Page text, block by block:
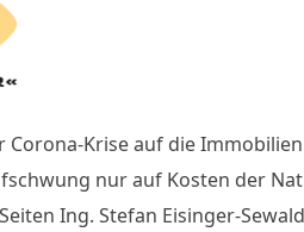
Corona-Krise auf die
nur auf Kosten der
Ing. Stefan Eisinger-